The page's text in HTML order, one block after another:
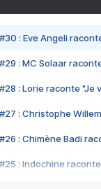
#30 : Eve Angeli
#29 : MC Solaar
#28 : Lorie raconte "Je
#27 : Christophe
#26 : Chimène Badi
#25 : Indochine